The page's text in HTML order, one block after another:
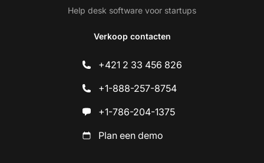
Help desk software voor startups
Verkoop contacten
+421 2 33 456 826
+1-888-257-8754
+1-786-204-1375
Plan een demo